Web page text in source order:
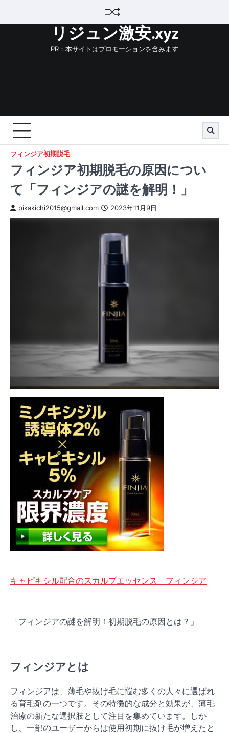
リジュン激安.xyz
PR：本サイトはプロモーションを含みます
フィンジア初期脱毛
フィンジア初期脱毛の原因につい
て「フィンジアの謎を解明！」
pikakichi2015@gmail.com 2023年11月9日
キャピキシル配合のスカルプエッセンス フィンジア
「フィンジアの謎を解明！初期脱毛の原因とは？」
フィンジアとは
フィンジアは、薄毛や抜け毛に悩む多くの人々に選ばれ
る育毛剤の一つです。その特徴的な成分と効果が、薄毛
治療の新たな選択肢として注目を集めています。しか
し、一部のユーザーからは使用初期に抜け毛が増えたと